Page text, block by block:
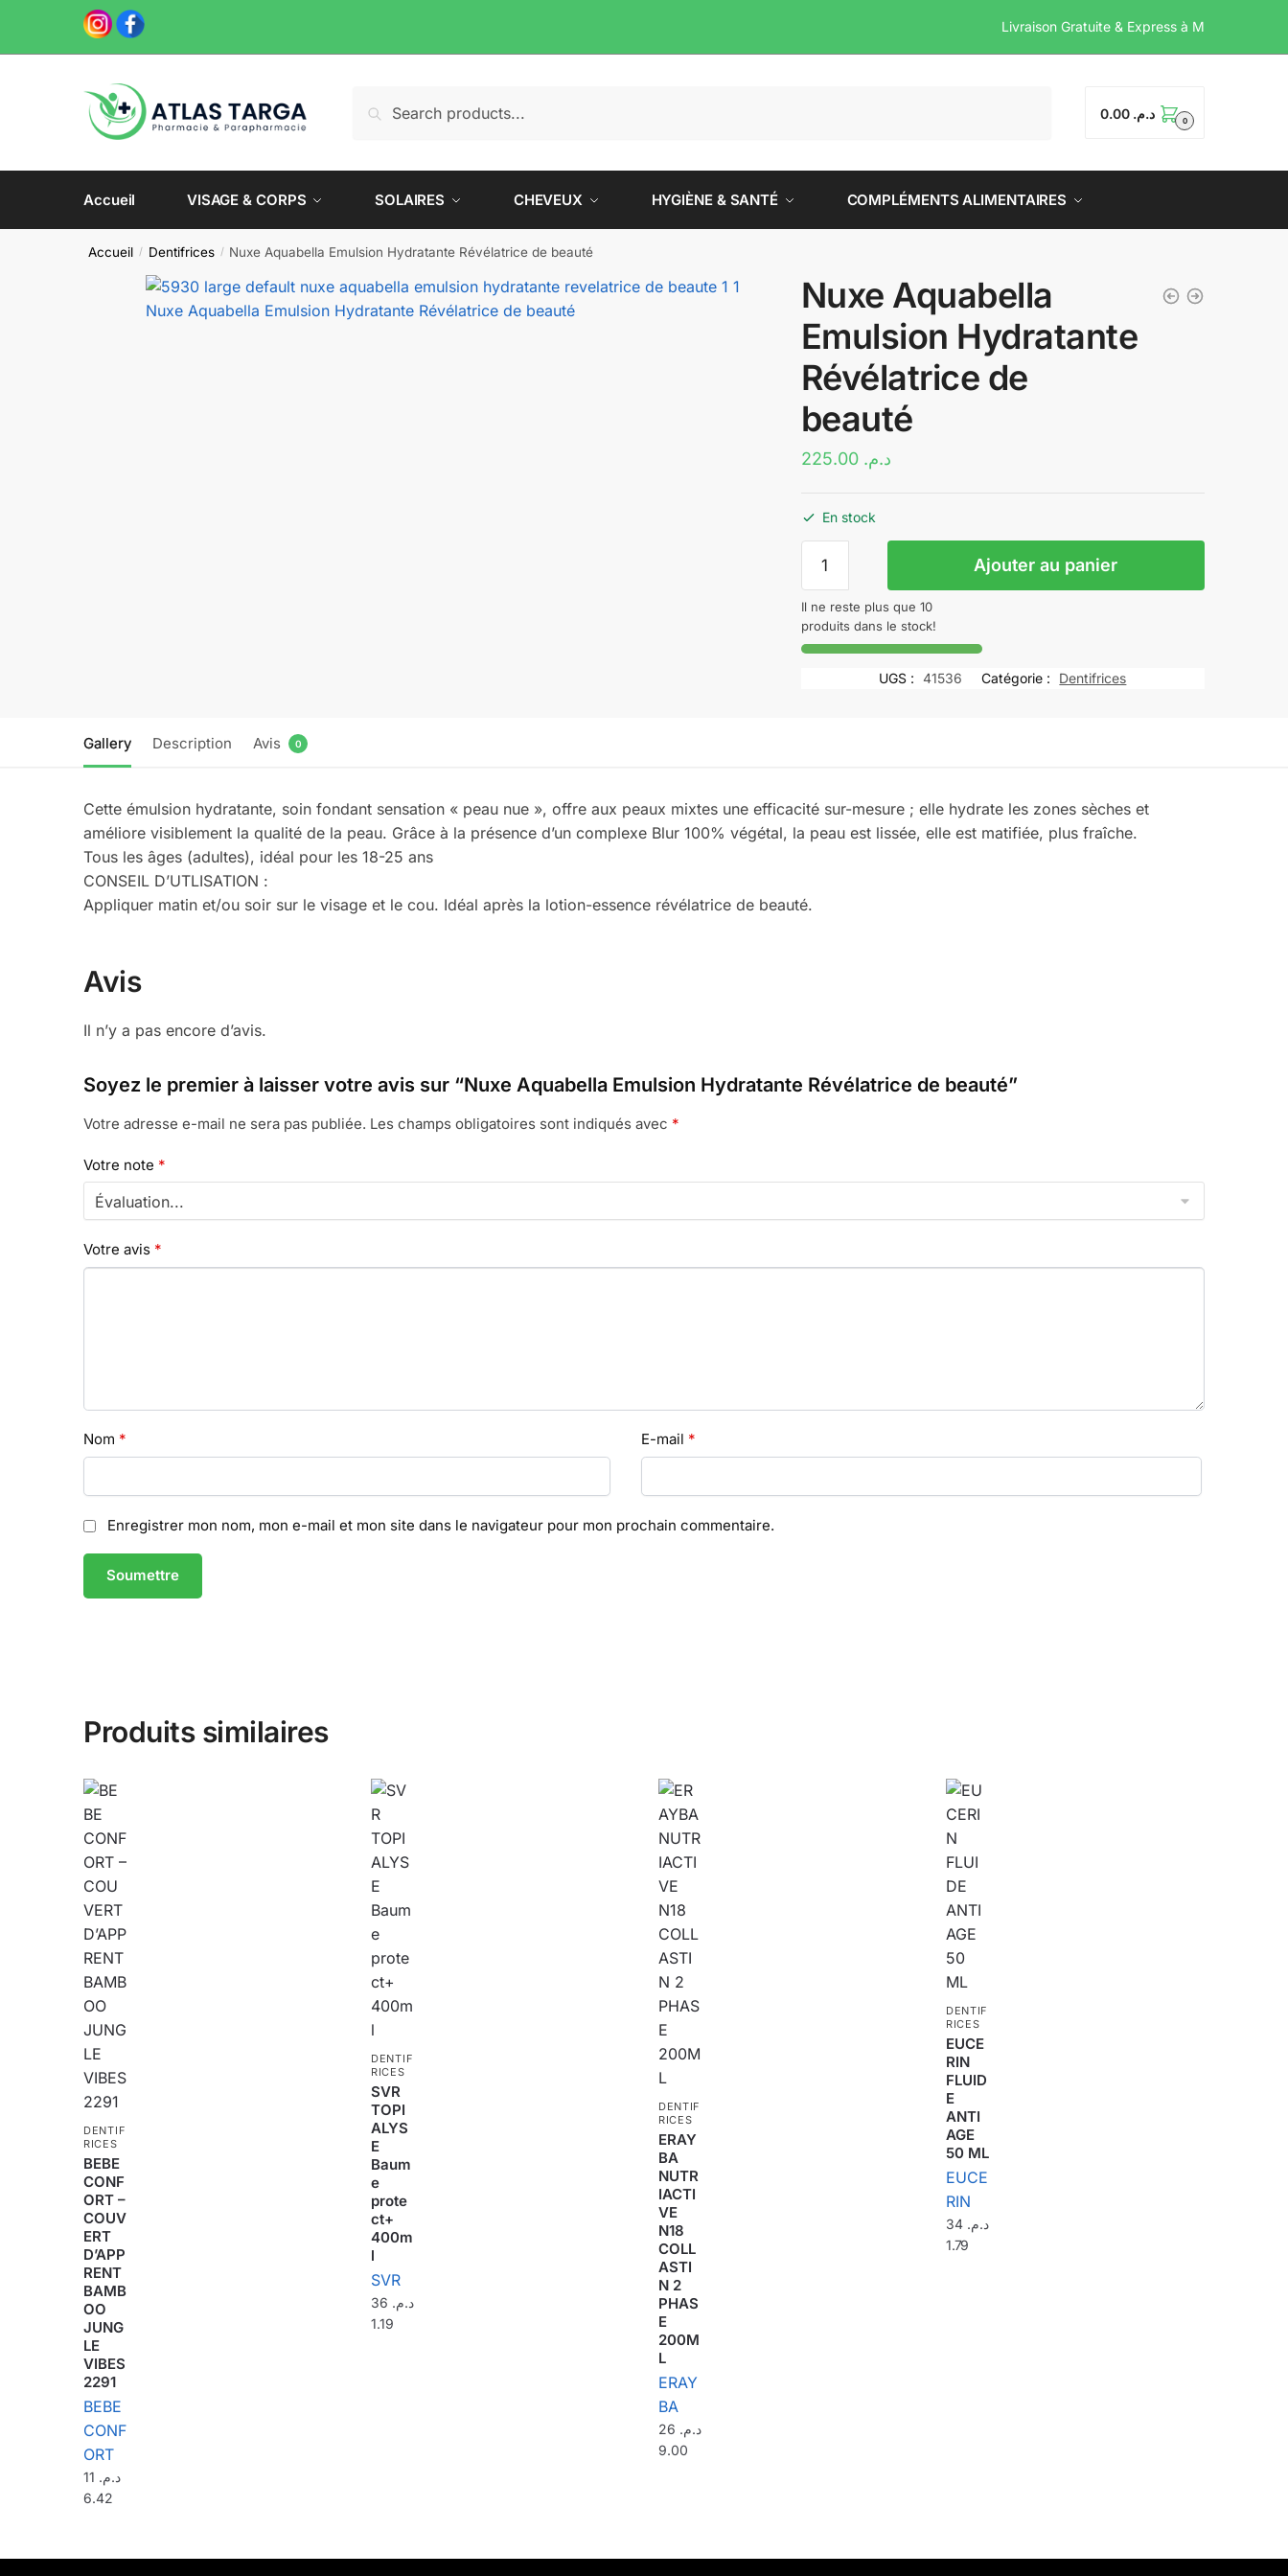
navigation
content
Livraison Gratuite &
pour :
د.م. 0.00 0
Accueil VISAGE & CORPS SOLAIRES CHEVEUX HYGIÈNE & SANTÉ COMPLÉMENTS ALIMENTAIRES
Accueil / Dentifrices / Nuxe Aquabella Emulsion Hydratante Révélatrice de beauté
Nuxe Aquabella
Emulsion Hydratante
Révélatrice de
beauté
د.م. 225.00
En stock
Nuxe
Aquabella
Emulsion
Ajouter au panier
Il ne reste plus que 10
produits dans le stock!
UGS : 41536 Catégorie : Dentifrices
Gallery Description Avis 0
Cette émulsion hydratante, soin fondant sensation « peau nue », offre aux peaux mixtes une efficacité sur-mesure ; elle hydrate les zones sèches et
améliore visiblement la qualité de la peau. Grâce à la présence d’un complexe Blur 100% végétal, la peau est lissée, elle est matifiée, plus fraîche.
Tous les âges (adultes), idéal pour les 18-25 ans
CONSEIL D’UTLISATION :
Appliquer matin et/ou soir sur le visage et le cou. Idéal après la lotion-essence révélatrice de beauté.
Avis
Il n’y a pas encore d’avis.
Soyez le premier à laisser votre avis sur “Nuxe Aquabella Emulsion Hydratante Révélatrice de beauté”
Votre adresse e-mail ne sera pas publiée. Les champs obligatoires sont indiqués avec *
Votre note *
Votre avis *
Nom * E-mail *
Enregistrer mon nom, mon e-mail et mon site dans le navigateur pour mon prochain commentaire.
Produits similaires
DENTIF
RICES
BEBE
CONF
ORT –
COUV
ERT
D’APP
RENT
BAMB
OO
JUNG
LE
VIBES
2291
BEBE
CONF
ORT
د.م. 11
6.42
DENTIF
RICES
SVR
TOPI
ALYS
E
Baum
e
prote
ct+
400m
l
SVR
د.م. 36
1.19
DENTIF
RICES
ERAY
BA
NUTR
IACTI
VE
N18
COLL
ASTI
N 2
PHAS
E
200M
L
ERAY
BA
د.م. 26
9.00
DENTIF
RICES
EUCE
RIN
FLUID
E
ANTI
AGE
50 ML
EUCE
RIN
د.م. 34
1.79